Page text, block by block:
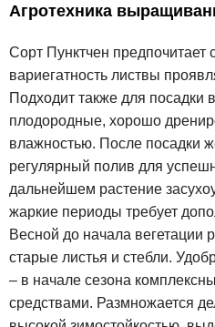
Агротехника
Сорт Пунктчен предпочитает
вариегатность листвы
Подходит также для посадки
плодородные, хорошо
влажностью. После посадки
регулярный полив для
дальнейшем растение
жаркие периоды требует
Весной до начала вегетации
старые листья и стебли.
– в начале сезона
средствами. Размножается